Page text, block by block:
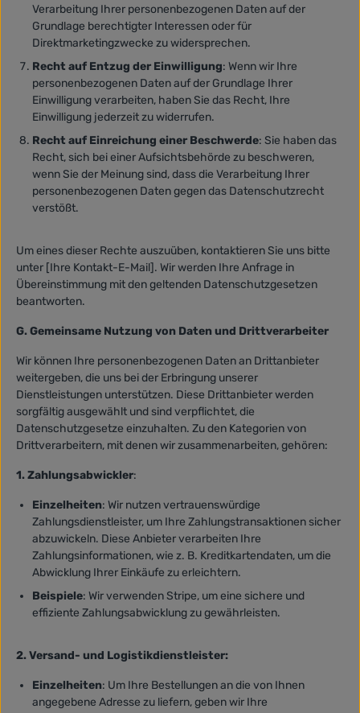
Verarbeitung Ihrer personenbezogenen Daten auf der
Grundlage berechtigter Interessen oder für
Direktmarketingzwecke zu widersprechen.
Recht auf Entzug der Einwilligung: Wenn wir Ihre
personenbezogenen Daten auf der Grundlage Ihrer
Einwilligung verarbeiten, haben Sie das Recht, Ihre
Einwilligung jederzeit zu widerrufen.
Recht auf Einreichung einer Beschwerde: Sie haben das
Recht, sich bei einer Aufsichtsbehörde zu beschweren,
wenn Sie der Meinung sind, dass die Verarbeitung Ihrer
personenbezogenen Daten gegen das Datenschutzrecht
verstößt.
Um eines dieser Rechte auszuüben, kontaktieren Sie uns bitte
unter [Ihre Kontakt-E-Mail]. Wir werden Ihre Anfrage in
Übereinstimmung mit den geltenden Datenschutzgesetzen
beantworten.
G. Gemeinsame Nutzung von Daten und Drittverarbeiter
Wir können Ihre personenbezogenen Daten an Drittanbieter
weitergeben, die uns bei der Erbringung unserer
Dienstleistungen unterstützen. Diese Drittanbieter werden
sorgfältig ausgewählt und sind verpflichtet, die
Datenschutzgesetze einzuhalten. Zu den Kategorien von
Drittverarbeitern, mit denen wir zusammenarbeiten, gehören:
1. Zahlungsabwickler:
Einzelheiten: Wir nutzen vertrauenswürdige
Zahlungsdienstleister, um Ihre Zahlungstransaktionen sicher
abzuwickeln. Diese Anbieter verarbeiten Ihre
Zahlungsinformationen, wie z. B. Kreditkartendaten, um die
Abwicklung Ihrer Einkäufe zu erleichtern.
Beispiele: Wir verwenden Stripe, um eine sichere und
effiziente Zahlungsabwicklung zu gewährleisten.
2. Versand- und Logistikdienstleister:
Einzelheiten: Um Ihre Bestellungen an die von Ihnen
angegebene Adresse zu liefern, geben wir Ihre